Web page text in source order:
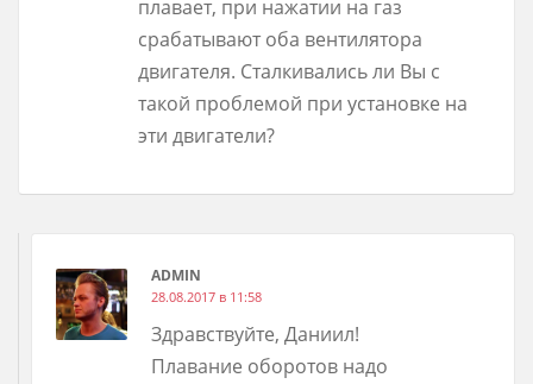
плавает, при нажатии на газ
срабатывают оба вентилятора
двигателя. Сталкивались ли Вы с
такой проблемой при установке на
эти двигатели?
ADMIN
28.08.2017 в 11:58
Здравствуйте, Даниил!
Плавание оборотов надо